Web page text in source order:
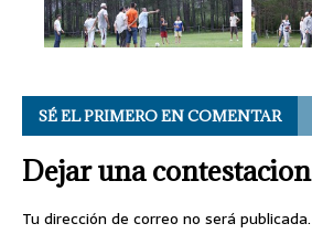
SÉ EL PRIMERO EN COMENTAR
Dejar una contestacion
Tu dirección de correo no será publicada.